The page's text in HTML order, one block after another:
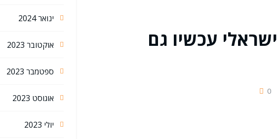
עכשיו גם
0
ינואר 2024
אוקטובר 2023
ספטמבר 2023
אוגוסט 2023
יולי 2023